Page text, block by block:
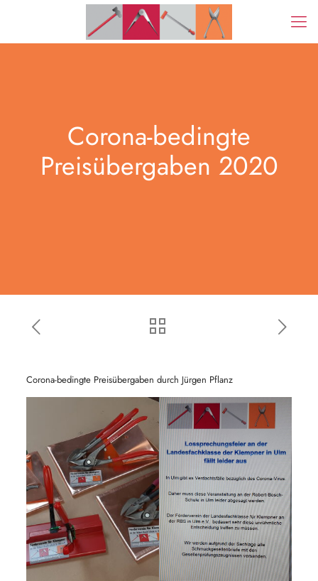
Corona-bedingte
Preisübergaben 2020
Corona-bedingte Preisübergaben durch Jürgen Pflanz